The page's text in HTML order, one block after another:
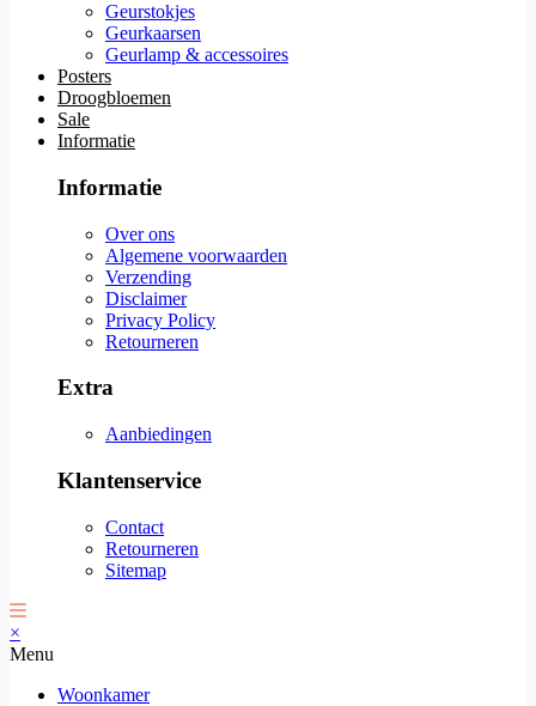
Geurstokjes
Geurkaarsen
Geurlamp & accessoires
Posters
Droogbloemen
Sale
Informatie
Informatie
Over ons
Algemene voorwaarden
Verzending
Disclaimer
Privacy Policy
Retourneren
Extra
Aanbiedingen
Klantenservice
Contact
Retourneren
Sitemap
×
Menu
Woonkamer